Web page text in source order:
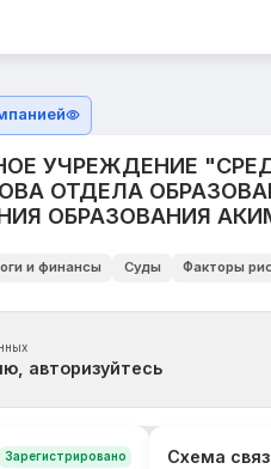
УЧРЕЖДЕНИЕ
ОТДЕЛА
ОБРАЗОВАНИЯ
и финансы Суды Факторы
авторизуйтесь
Зарегистрировано Схема